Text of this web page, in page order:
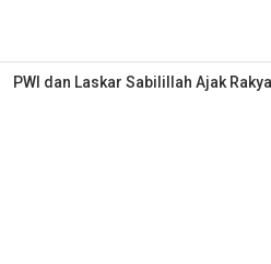
PWI dan Laskar Sabilillah Ajak